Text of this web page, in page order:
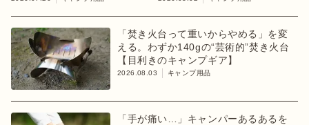
「焚き火台って重いからやめる」を変
える。わずか140gの“芸術的”焚き火台
【目利きのキャンプギア】
2026.08.03 キャンプ用品
「手が痛い…」キャンパーあるあるを